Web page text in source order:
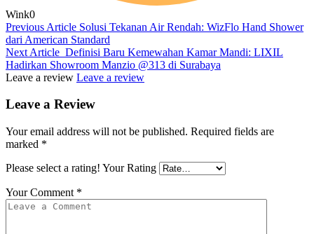
Wink0
Previous Article Solusi Tekanan Air Rendah: WizFlo Hand Shower
dari American Standard
Next Article Definisi Baru Kemewahan Kamar Mandi: LIXIL
Hadirkan Showroom Manzio @313 di Surabaya
Leave a review Leave a review
Leave a Review
Your email address will not be published. Required fields are
marked *
Please select a rating! Your Rating
Your Comment *